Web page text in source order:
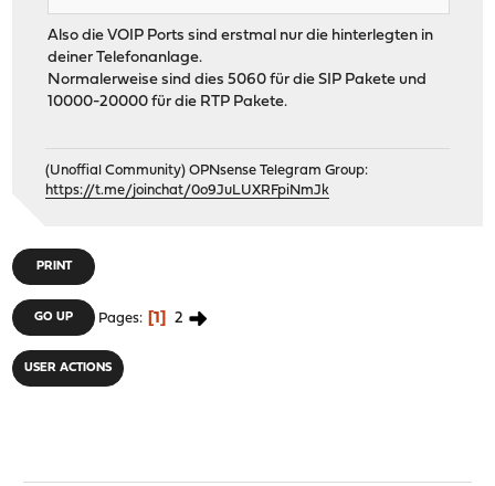
Also die VOIP Ports sind erstmal nur die hinterlegten in
deiner Telefonanlage.
Normalerweise sind dies 5060 für die SIP Pakete und
10000-20000 für die RTP Pakete.
(Unoffial Community) OPNsense Telegram Group:
https://t.me/joinchat/0o9JuLUXRFpiNmJk
PRINT
GO UP Pages 1 2
USER ACTIONS